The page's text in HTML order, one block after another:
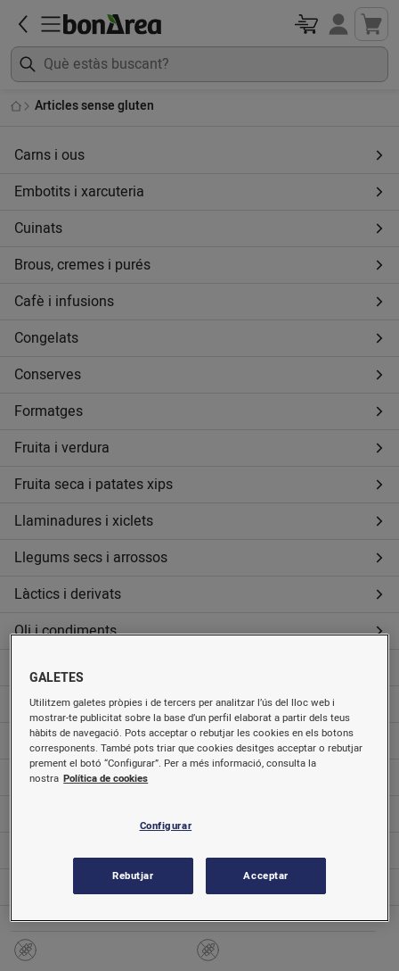
Articles sense gluten
Carns i ous
Embotits i xarcuteria
Cuinats
Brous, cremes i purés
Cafè i infusions
Congelats
Conserves
Formatges
Fruita i verdura
Fruita seca i patates xips
Llaminadures i xiclets
Llegums secs i arrossos
Làctics i derivats
Oli i condiments
Pa
Pasta i farines
Pastisseria, galetes i cereals
Rebosteria
GALETES
Utilitzem galetes pròpies i de tercers per analitzar l’ús del lloc web i
mostrar-te publicitat sobre la base d’un perfil elaborat a partir dels teus
hàbits de navegació. Pots acceptar o rebutjar les cookies en els botons
corresponents. També pots triar que cookies desitges acceptar o rebutjar
prement el botó “Configurar”. Per a més informació, consulta la
nostra Política de cookies
Configurar
Rebutjar Acceptar